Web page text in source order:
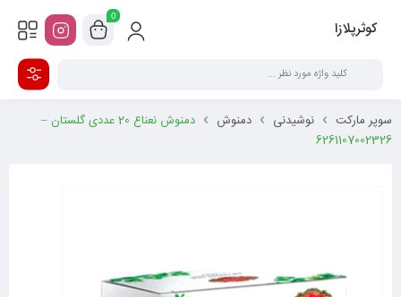
کوثرپلازا
0
سوپر مارکت نوشیدنی دمنوش
دمنوش نعناع 20 عددی گلستان –
6261107002326